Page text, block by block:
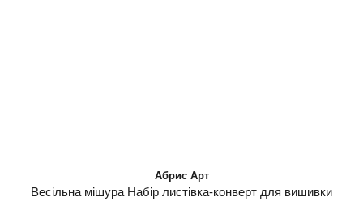
Абрис Арт
Весільна мішура Набір листівка-конверт для вишивки